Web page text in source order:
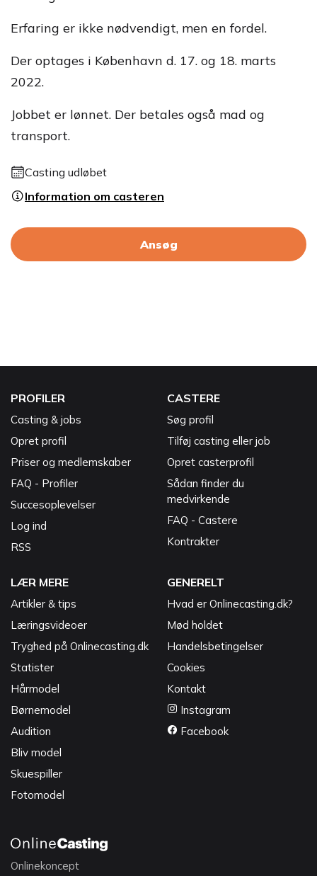
Erfaring er ikke nødvendigt, men en fordel.
Der optages i København d. 17. og 18. marts
2022.
Jobbet er lønnet. Der betales også mad og
transport.
Casting udløbet
Information om casteren
Ansøg
PROFILER
Casting & jobs
Opret profil
Priser og medlemskaber
FAQ - Profiler
Succesoplevelser
Log ind
RSS
CASTERE
Søg profil
Tilføj casting eller job
Opret casterprofil
Sådan finder du
medvirkende
FAQ - Castere
Kontrakter
LÆR MERE
Artikler & tips
Læringsvideoer
Tryghed på Onlinecasting.dk
Statister
Hårmodel
Børnemodel
Audition
Bliv model
Skuespiller
Fotomodel
GENERELT
Hvad er Onlinecasting.dk?
Mød holdet
Handelsbetingelser
Cookies
Kontakt
Instagram
Facebook
Onlinekoncept